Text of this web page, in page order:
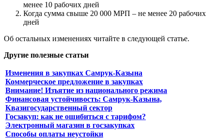
менее 10 рабочих дней
Когда сумма свыше 20 000 МРП – не менее 20 рабочих
дней
Об остальных изменениях читайте в следующей статье.
Другие полезные статьи
Изменения в закупках Самрук-Казына
Коммерческое предложение в закупках
Внимание! Изъятие из национального режима
Финансовая устойчивость: Самрук-Казына,
Квазигосударственный сектор
Госзакуп: как не ошибиться с тарифом?
Электронный магазин в госзакупках
Способы оплаты неустойки